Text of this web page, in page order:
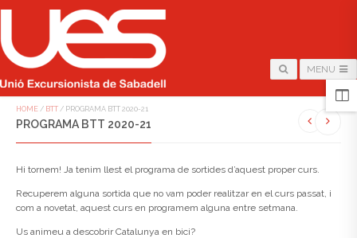
MENU
HOME / BTT / PROGRAMA BTT 2020-21
PROGRAMA BTT 2020-21
Hi tornem! Ja tenim llest el programa de sortides d’aquest proper curs.
Recuperem alguna sortida que no vam poder realitzar en el curs passat, i
com a novetat, aquest curs en programem alguna entre setmana.
Us animeu a descobrir Catalunya en bici?